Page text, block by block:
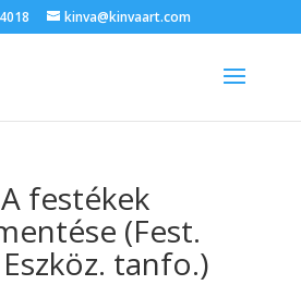
kinva@kinvaart.com
festékek
(Fest.
tanfo.)